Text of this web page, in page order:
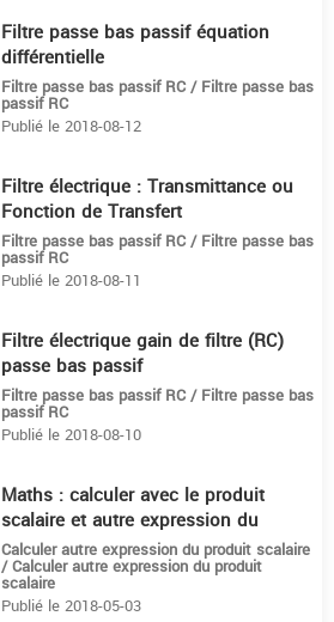
Filtre passe bas passif équation
différentielle
Filtre passe bas passif RC / Filtre passe bas
passif RC
Publié le 2018-08-12
Filtre électrique : Transmittance ou
Fonction de Transfert
Filtre passe bas passif RC / Filtre passe bas
passif RC
Publié le 2018-08-11
Filtre électrique gain de filtre (RC)
passe bas passif
Filtre passe bas passif RC / Filtre passe bas
passif RC
Publié le 2018-08-10
Maths : calculer avec le produit
scalaire et autre expression du
produit scalaire
Calculer autre expression du produit scalaire
/ Calculer autre expression du produit
scalaire
Publié le 2018-05-03